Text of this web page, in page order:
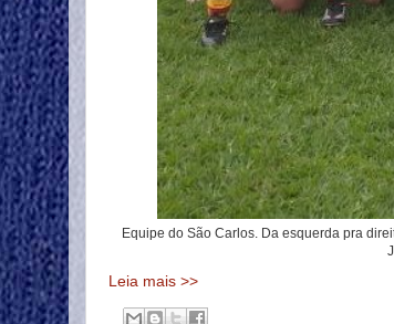
Equipe do São Carlos. Da esquerda pra
Leia mais >>